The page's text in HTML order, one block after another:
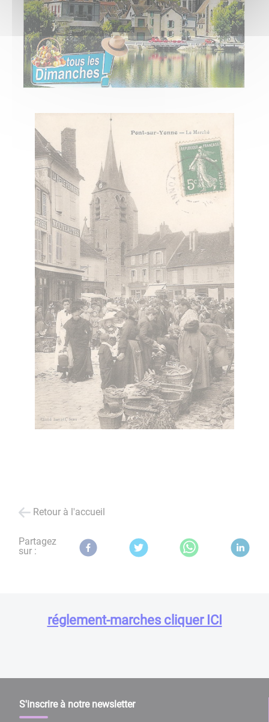
Retour à l'accueil
Partagez
sur :
réglement-marches cliquer ICI
S'inscrire à notre newsletter